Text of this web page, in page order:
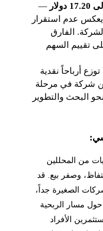
—
يعكس عدم استقرار
الفارق
تقييم السهم
أرباحاً نقدية
شركة في مرحلة
البحث والتطوير
من المحللين
وصفر بيع. قد
الصغيرة جداً،
مسار الربحية
الأفراد